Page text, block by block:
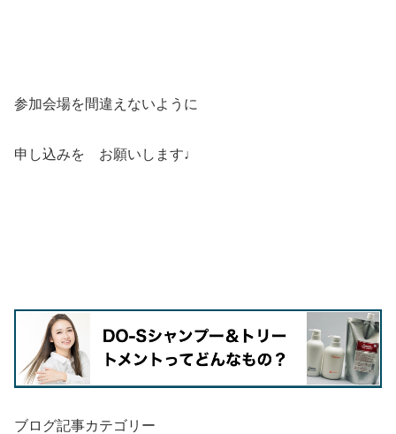
参加会場を間違えないように
申し込みを お願いします♩
ブログ記事カテゴリー